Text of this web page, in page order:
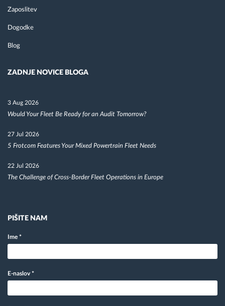
Zaposlitev
Dogodke
Blog
ZADNJE NOVICE BLOGA
3 Aug 2026
Would Your Fleet Be Ready for an Audit Tomorrow?
27 Jul 2026
5 Frotcom Features Your Mixed Powertrain Fleet Needs
22 Jul 2026
The Challenge of Cross-Border Fleet Operations in Europe
PIŠITE NAM
Ime *
E-naslov *